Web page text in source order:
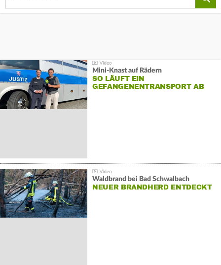
Mini-Knast auf Rädern
SO LÄUFT EIN
GEFANGENENTRANSPORT AB
Waldbrand bei Bad Schwalbach
NEUER BRANDHERD ENTDECKT